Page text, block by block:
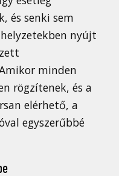
és senki sem
nyújt
minden
rögzítenek, és a
elérhető, a
egyszerűbbé